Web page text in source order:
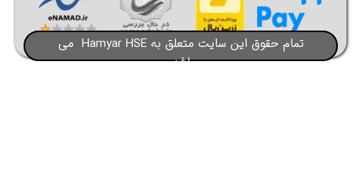
تمام حقوق این سایت متعلق به Hamyar HSE می
باشد​​​​​​​